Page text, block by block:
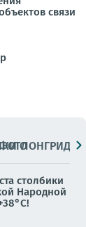
связи
ЛОНГРИДЫ
столбики
Народной